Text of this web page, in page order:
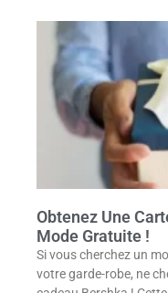
Obtenez Une
Mode Gratuite !
Si vous cherchez un
votre garde-robe, ne